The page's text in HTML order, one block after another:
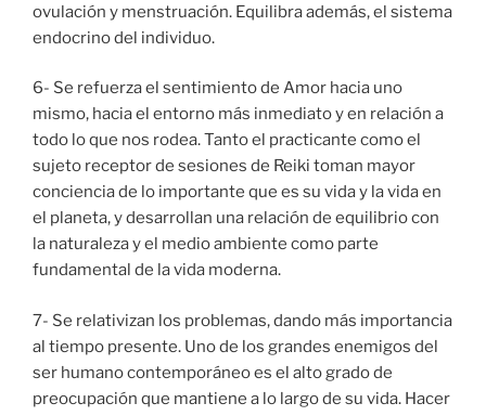
ovulación y menstruación. Equilibra además, el sistema
endocrino del individuo.
6- Se refuerza el sentimiento de Amor hacia uno
mismo, hacia el entorno más inmediato y en relación a
todo lo que nos rodea. Tanto el practicante como el
sujeto receptor de sesiones de Reiki toman mayor
conciencia de lo importante que es su vida y la vida en
el planeta, y desarrollan una relación de equilibrio con
la naturaleza y el medio ambiente como parte
fundamental de la vida moderna.
7- Se relativizan los problemas, dando más importancia
al tiempo presente. Uno de los grandes enemigos del
ser humano contemporáneo es el alto grado de
preocupación que mantiene a lo largo de su vida. Hacer